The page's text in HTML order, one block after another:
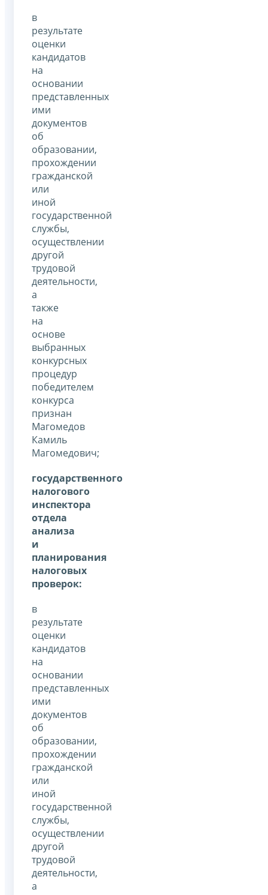
в
результате
оценки
кандидатов
на
основании
представленных
ими
документов
об
образовании,
прохождении
гражданской
или
иной
государственной
службы,
осуществлении
другой
трудовой
деятельности,
а
также
на
основе
выбранных
конкурсных
процедур
победителем
конкурса
признан
Магомедов
Камиль
Магомедович;
государственного
налогового
инспектора
отдела
анализа
и
планирования
налоговых
проверок:
в
результате
оценки
кандидатов
на
основании
представленных
ими
документов
об
образовании,
прохождении
гражданской
или
иной
государственной
службы,
осуществлении
другой
трудовой
деятельности,
а